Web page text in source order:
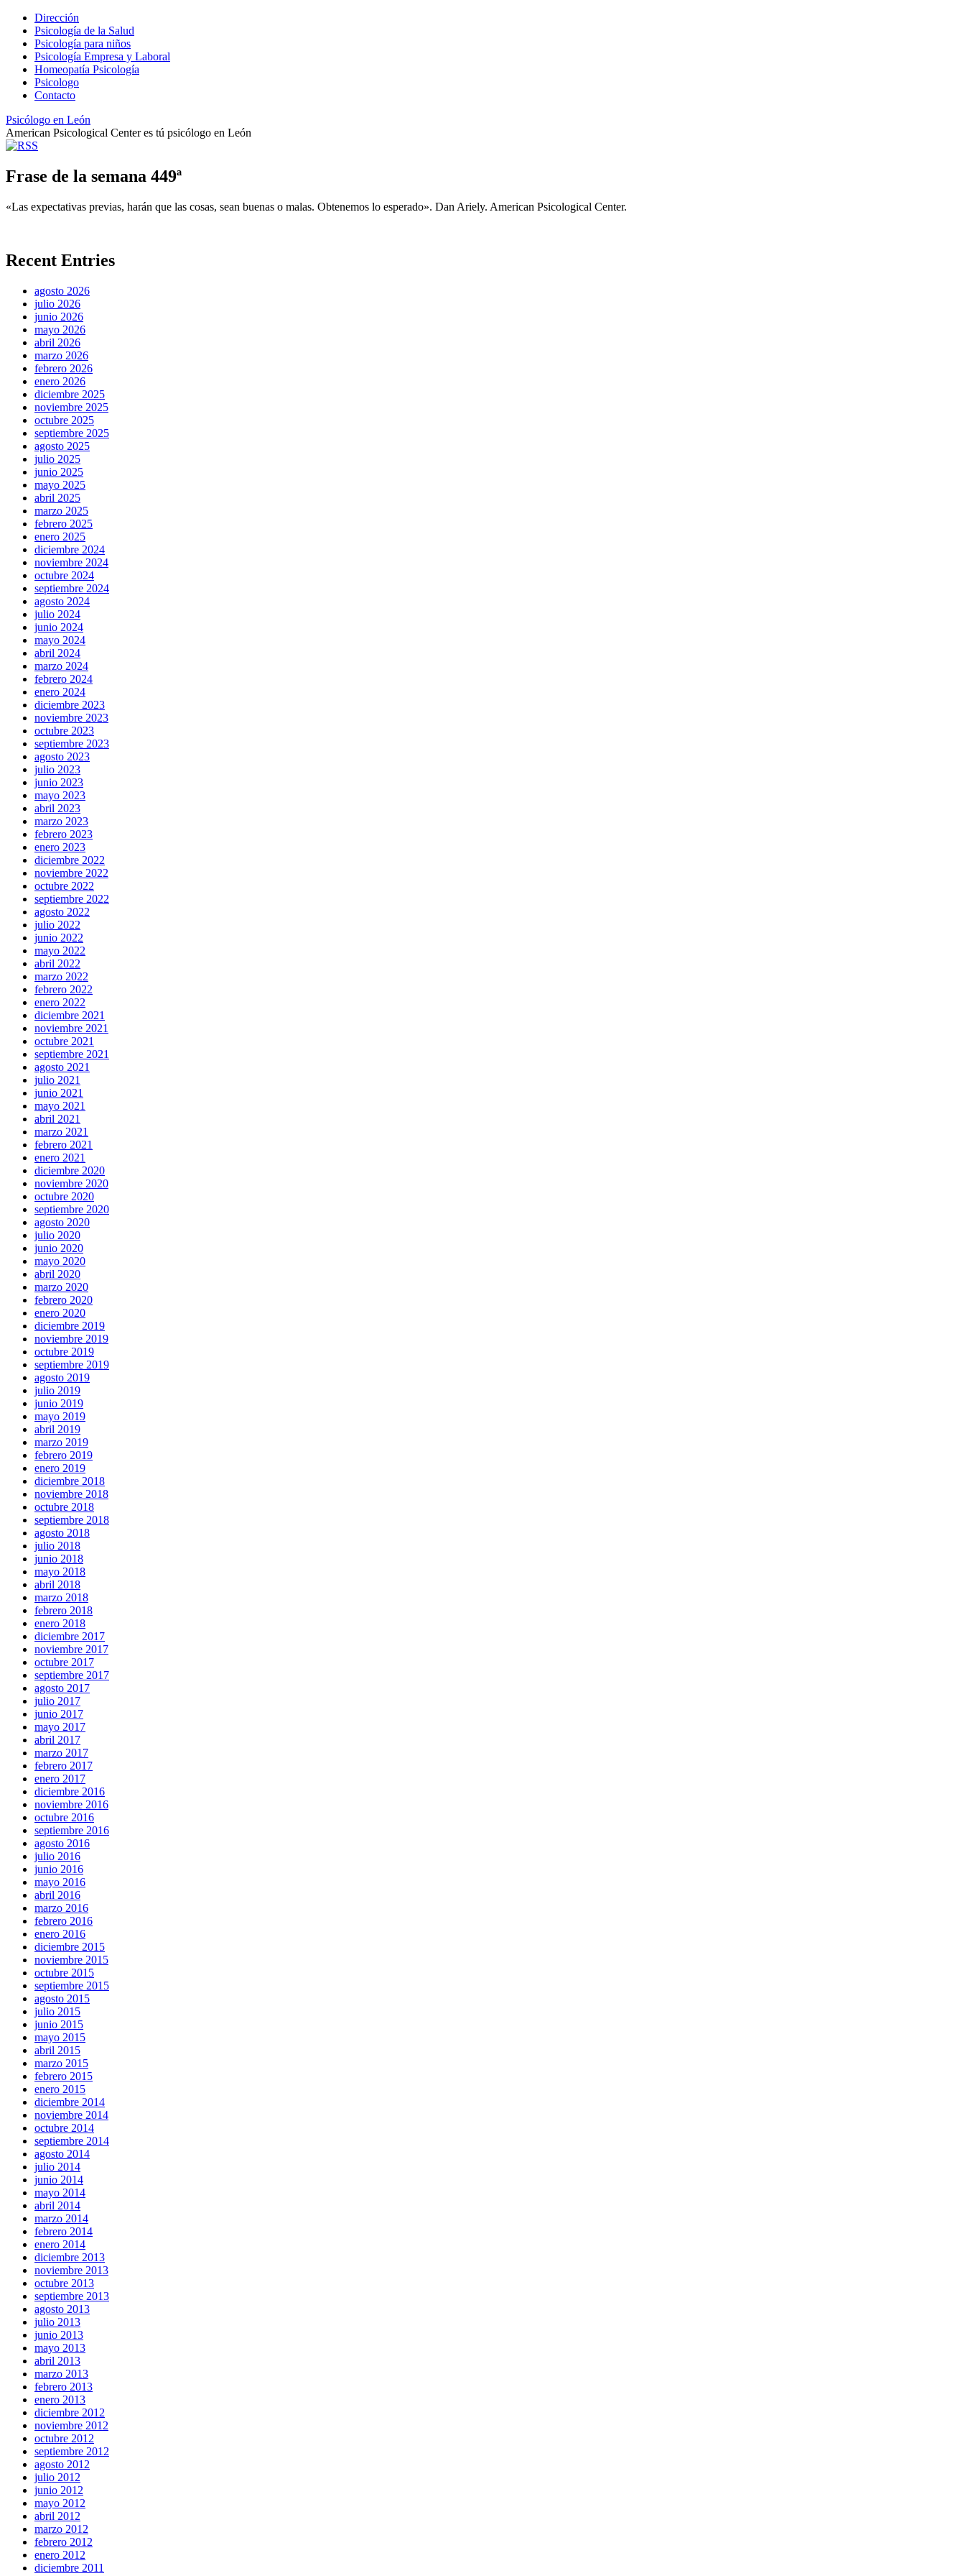
Dirección
Psicología de la Salud
Psicología para niños
Psicología Empresa y Laboral
Homeopatía Psicología
Psicologo
Contacto
Psicólogo en León
American Psicological Center es tú psicólogo en León
Frase de la semana 449ª
«Las expectativas previas, harán que las cosas, sean buenas o malas. Obtenemos lo esperado». Dan Ariely. American Psicological Center.
Recent Entries
agosto 2026
julio 2026
junio 2026
mayo 2026
abril 2026
marzo 2026
febrero 2026
enero 2026
diciembre 2025
noviembre 2025
octubre 2025
septiembre 2025
agosto 2025
julio 2025
junio 2025
mayo 2025
abril 2025
marzo 2025
febrero 2025
enero 2025
diciembre 2024
noviembre 2024
octubre 2024
septiembre 2024
agosto 2024
julio 2024
junio 2024
mayo 2024
abril 2024
marzo 2024
febrero 2024
enero 2024
diciembre 2023
noviembre 2023
octubre 2023
septiembre 2023
agosto 2023
julio 2023
junio 2023
mayo 2023
abril 2023
marzo 2023
febrero 2023
enero 2023
diciembre 2022
noviembre 2022
octubre 2022
septiembre 2022
agosto 2022
julio 2022
junio 2022
mayo 2022
abril 2022
marzo 2022
febrero 2022
enero 2022
diciembre 2021
noviembre 2021
octubre 2021
septiembre 2021
agosto 2021
julio 2021
junio 2021
mayo 2021
abril 2021
marzo 2021
febrero 2021
enero 2021
diciembre 2020
noviembre 2020
octubre 2020
septiembre 2020
agosto 2020
julio 2020
junio 2020
mayo 2020
abril 2020
marzo 2020
febrero 2020
enero 2020
diciembre 2019
noviembre 2019
octubre 2019
septiembre 2019
agosto 2019
julio 2019
junio 2019
mayo 2019
abril 2019
marzo 2019
febrero 2019
enero 2019
diciembre 2018
noviembre 2018
octubre 2018
septiembre 2018
agosto 2018
julio 2018
junio 2018
mayo 2018
abril 2018
marzo 2018
febrero 2018
enero 2018
diciembre 2017
noviembre 2017
octubre 2017
septiembre 2017
agosto 2017
julio 2017
junio 2017
mayo 2017
abril 2017
marzo 2017
febrero 2017
enero 2017
diciembre 2016
noviembre 2016
octubre 2016
septiembre 2016
agosto 2016
julio 2016
junio 2016
mayo 2016
abril 2016
marzo 2016
febrero 2016
enero 2016
diciembre 2015
noviembre 2015
octubre 2015
septiembre 2015
agosto 2015
julio 2015
junio 2015
mayo 2015
abril 2015
marzo 2015
febrero 2015
enero 2015
diciembre 2014
noviembre 2014
octubre 2014
septiembre 2014
agosto 2014
julio 2014
junio 2014
mayo 2014
abril 2014
marzo 2014
febrero 2014
enero 2014
diciembre 2013
noviembre 2013
octubre 2013
septiembre 2013
agosto 2013
julio 2013
junio 2013
mayo 2013
abril 2013
marzo 2013
febrero 2013
enero 2013
diciembre 2012
noviembre 2012
octubre 2012
septiembre 2012
agosto 2012
julio 2012
junio 2012
mayo 2012
abril 2012
marzo 2012
febrero 2012
enero 2012
diciembre 2011